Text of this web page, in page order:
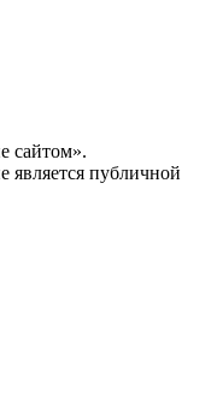
сайтом».
является публичной